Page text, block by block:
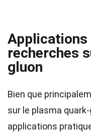
recherches
gluon
Bien que
sur le plasma
applications